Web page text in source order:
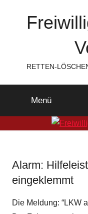
RETTEN-
Menü
Alarm:
eingeklemmt
Die Meldung: “LKW